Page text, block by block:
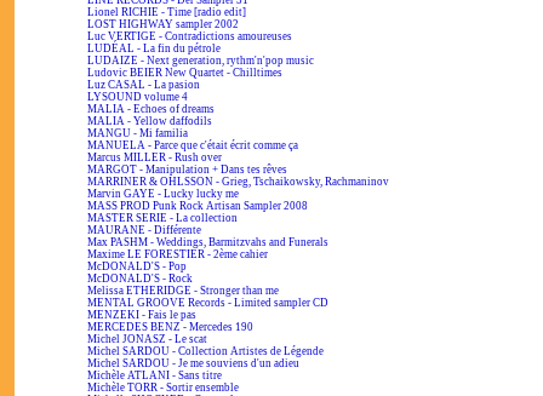
Lionel RICHIE - Time [radio edit]
LOST HIGHWAY sampler 2002
Luc VERTIGE - Contradictions amoureuses
LUDÉAL - La fin du pétrole
LUDAIZE - Next generation, rythm'n'pop music
Ludovic BEIER New Quartet - Chilltimes
Luz CASAL - La pasion
LYSOUND volume 4
MALIA - Echoes of dreams
MALIA - Yellow daffodils
MANGU - Mi familia
MANUELA - Parce que c'était écrit comme ça
Marcus MILLER - Rush over
MARGOT - Manipulation + Dans tes rêves
MARRINER & OHLSSON - Grieg, Tschaikowsky, Rachmaninov
Marvin GAYE - Lucky lucky me
MASS PROD Punk Rock Artisan Sampler 2008
MASTER SERIE - La collection
MAURANE - Différente
Max PASHM - Weddings, Barmitzvahs and Funerals
Maxime LE FORESTIER - 2ème cahier
McDONALD'S - Pop
McDONALD'S - Rock
Melissa ETHERIDGE - Stronger than me
MENTAL GROOVE Records - Limited sampler CD
MENZEKI - Fais le pas
MERCEDES BENZ - Mercedes 190
Michel JONASZ - Le scat
Michel SARDOU - Collection Artistes de Légende
Michel SARDOU - Je me souviens d'un adieu
Michèle ATLANI - Sans titre
Michèle TORR - Sortir ensemble